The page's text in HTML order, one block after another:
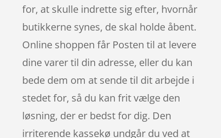
for, at skulle indrette sig efter, hvornår
butikkerne synes, de skal holde åbent.
Online shoppen får Posten til at levere
dine varer til din adresse, eller du kan
bede dem om at sende til dit arbejde i
stedet for, så du kan frit vælge den
løsning, der er bedst for dig. Den
irriterende kassekø undgår du ved at